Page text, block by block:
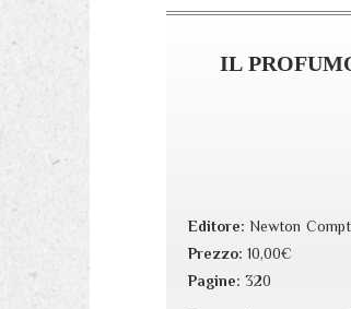
IL
Editore: Newton
Prezzo:10,00€
Pagine:320